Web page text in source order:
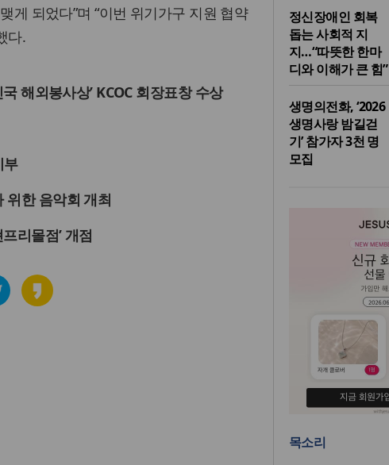
게 되었다”며 “이번 위기가구 지원 협약
다.
해외봉사상’ KCOC 회장표창 수상
부
위한 음악회 개최
리몰점’ 개점
정신장애인 회복
돕는 사회적 지
지…“따뜻한 한마
디와 이해가 큰 힘”
생명의전화, ‘2026
생명사랑 밤길걷
기’ 참가자 3천 명
모집
목소리